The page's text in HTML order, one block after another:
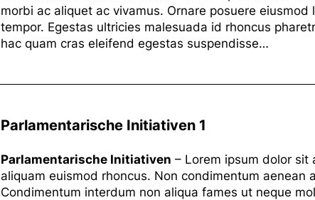
morbi ac aliquet ac vivamus. Ornare posuere
tempor. Egestas ultricies malesuada id rhoncus
hac quam cras eleifend egestas suspendisse…
Parlamentarische Initiativen 1
Parlamentarische Initiativen – Lorem ipsum dolor
aliquam euismod rhoncus. Non condimentum
Condimentum interdum non aliqua fames ut neque